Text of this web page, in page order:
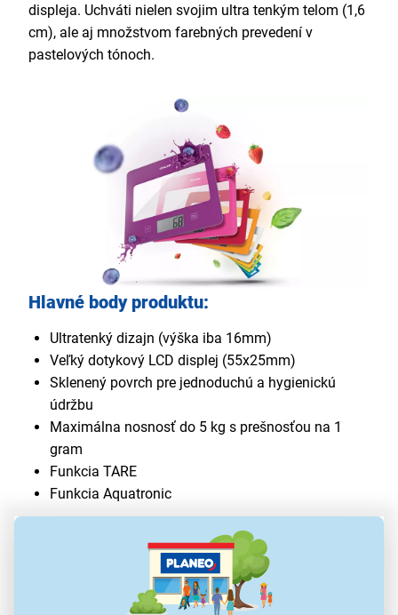
displeja. Uchváti nielen svojim ultra tenkým telom (1,6
cm), ale aj množstvom farebných prevedení v
pastelových tónoch.
Hlavné body produktu:
Ultratenký dizajn (výška iba 16mm)
Veľký dotykový LCD displej (55x25mm)
Sklenený povrch pre jednoduchú a hygienickú
údržbu
Maximálna nosnosť do 5 kg s prešnosťou na 1
gram
Funkcia TARE
Funkcia Aquatronic